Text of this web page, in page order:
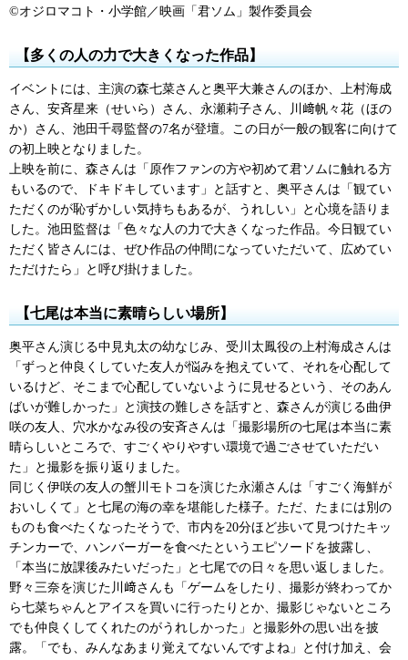
©オジロマコト・小学館／映画「君ソム」製作委員会
【多くの人の力で大きくなった作品】
イベントには、主演の森七菜さんと奥平大兼さんのほか、上村海成
さん、安斉星来（せいら）さん、永瀬莉子さん、川﨑帆々花（ほの
か）さん、池田千尋監督の7名が登壇。この日が一般の観客に向けて
の初上映となりました。
上映を前に、森さんは「原作ファンの方や初めて君ソムに触れる方
もいるので、ドキドキしています」と話すと、奥平さんは「観てい
ただくのが恥ずかしい気持ちもあるが、うれしい」と心境を語りま
した。池田監督は「色々な人の力で大きくなった作品。今日観てい
ただく皆さんには、ぜひ作品の仲間になっていただいて、広めてい
ただけたら」と呼び掛けました。
【七尾は本当に素晴らしい場所】
奥平さん演じる中見丸太の幼なじみ、受川太鳳役の上村海成さんは
「ずっと仲良くしていた友人が悩みを抱えていて、それを心配して
いるけど、そこまで心配していないように見せるという、そのあん
ばいが難しかった」と演技の難しさを話すと、森さんが演じる曲伊
咲の友人、穴水かなみ役の安斉さんは「撮影場所の七尾は本当に素
晴らしいところで、すごくやりやすい環境で過ごさせていただい
た」と撮影を振り返りました。
同じく伊咲の友人の蟹川モトコを演じた永瀬さんは「すごく海鮮が
おいしくて」と七尾の海の幸を堪能した様子。ただ、たまには別の
ものも食べたくなったそうで、市内を20分ほど歩いて見つけたキッ
チンカーで、ハンバーガーを食べたというエピソードを披露し、
「本当に放課後みたいだった」と七尾での日々を思い返しました。
野々三奈を演じた川﨑さんも「ゲームをしたり、撮影が終わってか
ら七菜ちゃんとアイスを買いに行ったりとか、撮影じゃないところ
でも仲良くしてくれたのがうれしかった」と撮影外の思い出を披
露。「でも、みんなあまり覚えてないんですよね」と付け加え、会